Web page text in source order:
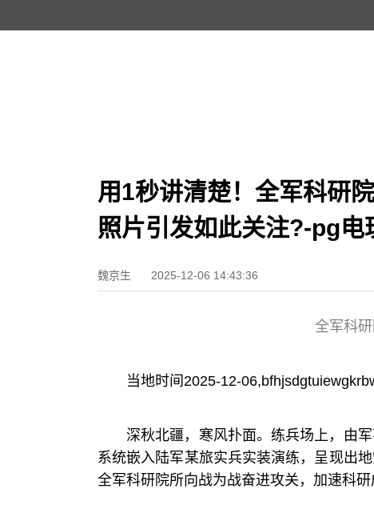
用1秒讲清楚！全军科研
照片引发如此关注?-pg电
魏京生 2025-12-06 14:43:36
全军科
当地时间2025-12-
深秋北疆，寒风扑面。练兵场上，由
系统嵌入陆军某旅实兵实装演练，呈现出
全军科研院所向战为战奋进攻关，加速科研